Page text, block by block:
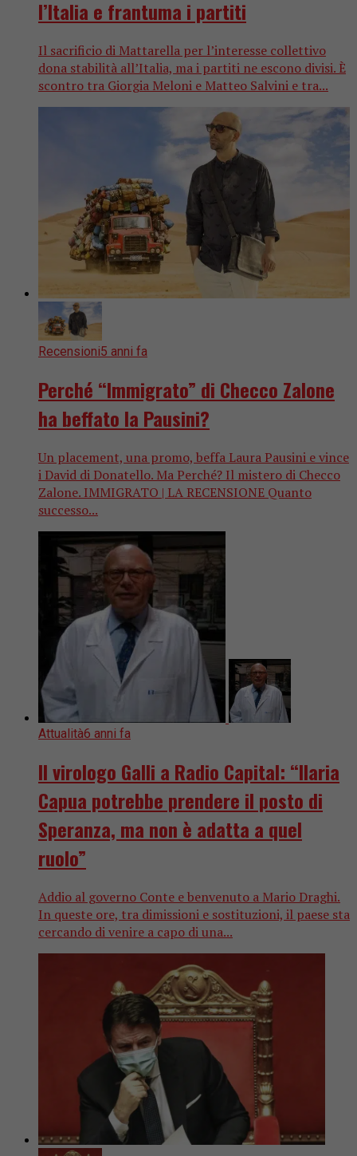
l’Italia e frantuma i partiti
Il sacrificio di Mattarella per l’interesse collettivo
dona stabilità all’Italia, ma i partiti ne escono divisi. È
scontro tra Giorgia Meloni e Matteo Salvini e tra...
Recensioni5 anni fa
Perché “Immigrato” di Checco Zalone
ha beffato la Pausini?
Un placement, una promo, beffa Laura Pausini e vince
i David di Donatello. Ma Perché? Il mistero di Checco
Zalone. IMMIGRATO | LA RECENSIONE Quanto
successo...
Attualità6 anni fa
Il virologo Galli a Radio Capital: “Ilaria
Capua potrebbe prendere il posto di
Speranza, ma non è adatta a quel
ruolo”
Addio al governo Conte e benvenuto a Mario Draghi.
In queste ore, tra dimissioni e sostituzioni, il paese sta
cercando di venire a capo di una...